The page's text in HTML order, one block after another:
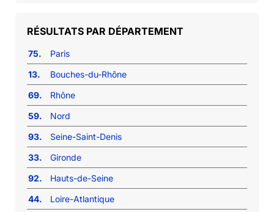
RÉSULTATS PAR DÉPARTEMENT
75.
Paris
13.
Bouches-du-Rhône
69.
Rhône
59.
Nord
93.
Seine-Saint-Denis
33.
Gironde
92.
Hauts-de-Seine
44.
Loire-Atlantique